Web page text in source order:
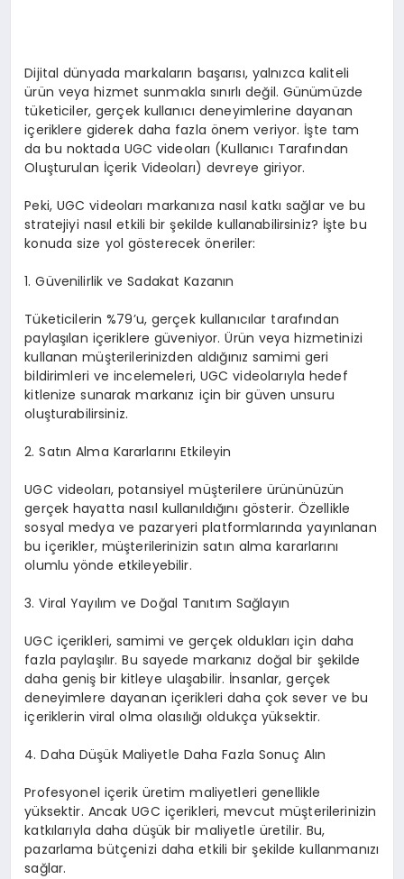
Dijital dünyada markaların başarısı, yalnızca kaliteli
ürün veya hizmet sunmakla sınırlı değil. Günümüzde
tüketiciler, gerçek kullanıcı deneyimlerine dayanan
içeriklere giderek daha fazla önem veriyor. İşte tam
da bu noktada UGC videoları (Kullanıcı Tarafından
Oluşturulan İçerik Videoları) devreye giriyor.
Peki, UGC videoları markanıza nasıl katkı sağlar ve bu
stratejiyi nasıl etkili bir şekilde kullanabilirsiniz? İşte bu
konuda size yol gösterecek öneriler:
1. Güvenilirlik ve Sadakat Kazanın
Tüketicilerin %79’u, gerçek kullanıcılar tarafından
paylaşılan içeriklere güveniyor. Ürün veya hizmetinizi
kullanan müşterilerinizden aldığınız samimi geri
bildirimleri ve incelemeleri, UGC videolarıyla hedef
kitlenize sunarak markanız için bir güven unsuru
oluşturabilirsiniz.
2. Satın Alma Kararlarını Etkileyin
UGC videoları, potansiyel müşterilere ürününüzün
gerçek hayatta nasıl kullanıldığını gösterir. Özellikle
sosyal medya ve pazaryeri platformlarında yayınlanan
bu içerikler, müşterilerinizin satın alma kararlarını
olumlu yönde etkileyebilir.
3. Viral Yayılım ve Doğal Tanıtım Sağlayın
UGC içerikleri, samimi ve gerçek oldukları için daha
fazla paylaşılır. Bu sayede markanız doğal bir şekilde
daha geniş bir kitleye ulaşabilir. İnsanlar, gerçek
deneyimlere dayanan içerikleri daha çok sever ve bu
içeriklerin viral olma olasılığı oldukça yüksektir.
4. Daha Düşük Maliyetle Daha Fazla Sonuç Alın
Profesyonel içerik üretim maliyetleri genellikle
yüksektir. Ancak UGC içerikleri, mevcut müşterilerinizin
katkılarıyla daha düşük bir maliyetle üretilir. Bu,
pazarlama bütçenizi daha etkili bir şekilde kullanmanızı
sağlar.